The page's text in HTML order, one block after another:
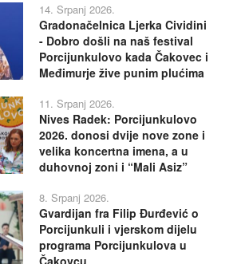
14. Srpanj 2026.
Gradonačelnica Ljerka Cividini
- Dobro došli na naš festival
Porcijunkulovo kada Čakovec i
Međimurje žive punim plućima
11. Srpanj 2026.
Nives Radek: Porcijunkulovo
2026. donosi dvije nove zone i
velika koncertna imena, a u
duhovnoj zoni i “Mali Asiz”
8. Srpanj 2026.
Gvardijan fra Filip Đurđević o
Porcijunkuli i vjerskom dijelu
programa Porcijunkulova u
Čakovcu